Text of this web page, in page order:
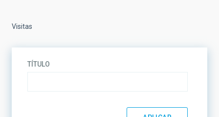
a
navegación
Visitas
TÍTULO